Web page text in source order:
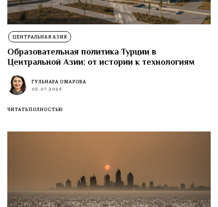
ЦЕНТРАЛЬНАЯ АЗИЯ
Образовательная политика Турции в
Центральной Азии: от истории к технологиям
ГУЛЬНАРА ОМАРОВА
02.07.2026
ЧИТАТЬ ПОЛНОСТЬЮ